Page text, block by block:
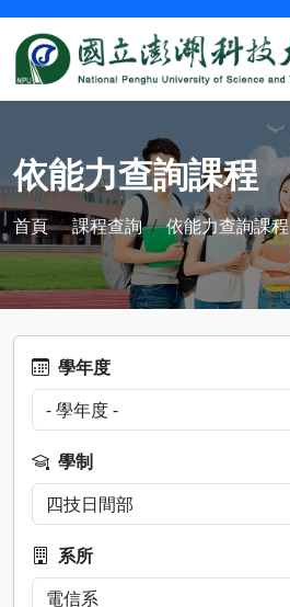
依能力查詢課程
首頁 課程查詢 依能力查詢課程
學年度
學制
系所